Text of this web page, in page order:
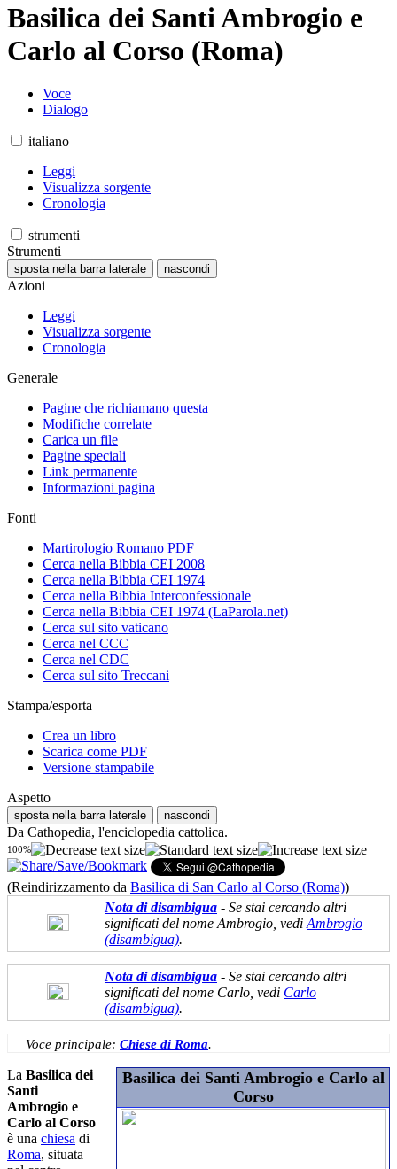
Basilica dei Santi Ambrogio e
Carlo al Corso (Roma)
Voce
Dialogo
italiano
Leggi
Visualizza sorgente
Cronologia
strumenti
Strumenti
sposta nella barra laterale nascondi
Azioni
Leggi
Visualizza sorgente
Cronologia
Generale
Pagine che richiamano questa
Modifiche correlate
Carica un file
Pagine speciali
Link permanente
Informazioni pagina
Fonti
Martirologio Romano PDF
Cerca nella Bibbia CEI 2008
Cerca nella Bibbia CEI 1974
Cerca nella Bibbia Interconfessionale
Cerca nella Bibbia CEI 1974 (LaParola.net)
Cerca sul sito vaticano
Cerca nel CCC
Cerca nel CDC
Cerca sul sito Treccani
Stampa/esporta
Crea un libro
Scarica come PDF
Versione stampabile
Aspetto
sposta nella barra laterale nascondi
Da Cathopedia, l'enciclopedia cattolica.
100%
(Reindirizzamento da Basilica di San Carlo al Corso (Roma))
Nota di disambigua - Se stai cercando altri
significati del nome Ambrogio, vedi Ambrogio
(disambigua).
Nota di disambigua - Se stai cercando altri
significati del nome Carlo, vedi Carlo
(disambigua).
Voce principale: Chiese di Roma.
Basilica dei Santi Ambrogio e Carlo al
Corso
La Basilica dei
Santi
Ambrogio e
Carlo al Corso
è una chiesa di
Roma, situata